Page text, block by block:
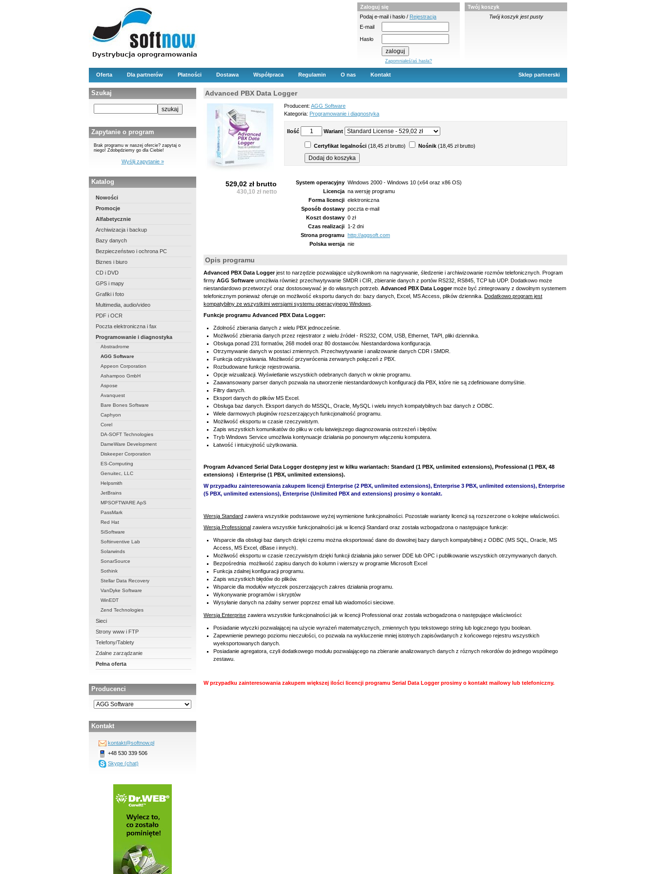
Zaloguj się
Podaj e-mail i hasło / Rejestracja
E-mail
Hasło
Zapomniałeś/aś hasła?
Twój koszyk
Twój koszyk jest pusty
Oferta Dla partnerów Płatności Dostawa Współpraca Regulamin O nas Kontakt Sklep partnerski
Szukaj
Zapytanie o program
Brak programu w naszej ofercie? zapytaj o
niego! Zdobędziemy go dla Ciebie!
Wyślij zapytanie »
Katalog
Nowości
Promocje
Alfabetycznie
Archiwizacja i backup
Bazy danych
Bezpieczeństwo i ochrona PC
Biznes i biuro
CD i DVD
GPS i mapy
Grafiki i foto
Multimedia, audio/video
PDF i OCR
Poczta elektroniczna i fax
Programowanie i diagnostyka
Abstradrome
AGG Software
Appeon Corporation
Ashampoo GmbH
Aspose
Avanquest
Bare Bones Software
Caphyon
Corel
DA-SOFT Technologies
DameWare Development
Diskeeper Corporation
ES-Computing
Genuitec, LLC
Helpsmith
JetBrains
MPSOFTWARE ApS
PassMark
Red Hat
SiSoftware
Softinventive Lab
Solarwinds
SonarSource
Sothink
Stellar Data Recovery
VanDyke Software
WinEDT
Zend Technologies
Sieci
Strony www i FTP
Telefony/Tablety
Zdalne zarządzanie
Pełna oferta
Producenci
Kontakt
kontakt@softnow.pl
+48 530 339 506
Skype (chat)
Advanced PBX Data Logger
Producent: AGG Software
Kategoria: Programowanie i diagnostyka
Ilość Wariant
Certyfikat legalności (18,45 zł brutto) Nośnik (18,45 zł brutto)
529,02 zł brutto
430,10 zł netto
System operacyjny Windows 2000 - Windows 10 (x64 oraz x86 OS)
Licencja na wersję programu
Forma licencji elektroniczna
Sposób dostawy poczta e-mail
Koszt dostawy 0 zł
Czas realizacji 1-2 dni
Strona programu http://aggsoft.com
Polska wersja nie
Opis programu
Advanced PBX Data Loggerjest to narzędzie pozwalające użytkownikom na nagrywanie, śledzenie i archiwizowanie rozmów telefonicznych. Program
firmy AGG Software umożliwia również przechwytywanie SMDR i CIR, zbieranie danych z portów RS232, RS845, TCP lub UDP. Dodatkowo może
niestandardowo przetworzyć oraz dostosowywać je do własnych potrzeb. Advanced PBX Data Loggermoże być zintegrowany z dowolnym systemem
telefonicznym ponieważ oferuje on możliwość eksportu danych do: bazy danych, Excel, MS Access, plików dziennika. Dodatkowo program jest
kompatybilny ze wszystkimi wersjami systemu operacyjnego Windows
Funkcje programu Advanced PBX Data Logger:
Zdolność zbierania danych z wielu PBX jednocześnie.
Możliwość zbierania danych przez rejestrator z wielu źródeł - RS232, COM, USB, Ethernet, TAPI, pliki dziennika.
Obsługa ponad 231 formatów, 268 modeli oraz 80 dostawców. Niestandardowa konfiguracja.
Otrzymywanie danych w postaci zmiennych. Przechwytywanie i analizowanie danych CDR i SMDR.
Funkcja odzyskiwania. Możliwość przywrócenia zerwanych połączeń z PBX.
Rozbudowane funkcje rejestrowania.
Opcje wizualizacji. Wyświetlanie wszystkich odebranych danych w oknie programu.
Zaawansowany parser danych pozwala na utworzenie niestandardowych konfiguracji dla PBX, które nie są zdefiniowane domyślnie.
Filtry danych.
Eksport danych do plików MS Excel.
Obsługa baz danych. Eksport danych do MSSQL, Oracle, MySQL i wielu innych kompatybilnych baz danych z ODBC.
Wiele darmowych pluginów rozszerzających funkcjonalność programu.
Możliwość eksportu w czasie rzeczywistym.
Zapis wszystkich komunikatów do pliku w celu łatwiejszego diagnozowania ostrzeżeń i błędów.
Tryb Windows Service umożliwia kontynuacje działania po ponownym włączeniu komputera.
Łatwość i intuicyjność użytkowania.
Program Advanced Serial Data Logger dostępny jest w kilku wariantach: Standard (1 PBX, unlimited extensions), Professional (1 PBX, 48
extensions) i Enterprise (1 PBX, unlimited extensions).
W przypadku zainteresowania zakupem licencji Enterprise (2 PBX, unlimited extensions), Enterprise 3 PBX, unlimited extensions), Enterprise
(5 PBX, unlimited extensions), Enterprise (Unlimited PBX and extensions) prosimy o kontakt.
Wersja Standard zawiera wszystkie podstawowe wyżej wymienione funkcjonalności. Pozostałe warianty licencji są rozszerzone o kolejne właściwości.
Wersja Professional zawiera wszystkie funkcjonalności jak w licencji Standard oraz została wzbogadzona o następujące funkcje:
Wsparcie dla obsługi baz danych dzięki czemu można eksportować dane do dowolnej bazy danych kompatybilnej z ODBC (MS SQL, Oracle, MS
Access, MS Excel, dBase i innych).
Możliwość eksportu w czasie rzeczywistym dzięki funkcji działania jako serwer DDE lub OPC i publikowanie wszystkich otrzymywanych danych.
Bezpośrednia możliwość zapisu danych do kolumn i wierszy w programie Microsoft Excel
Funkcja zdalnej konfiguracji programu.
Zapis wszystkich błędów do plików.
Wsparcie dla modułów wtyczek poszerzających zakres działania programu.
Wykonywanie programów i skryptów
Wysyłanie danych na zdalny serwer poprzez email lub wiadomości sieciowe.
Wersja Enterprise zawiera wszystkie funkcjonalności jak w licencji Professional oraz została wzbogadzona o następujące właściwości:
Posiadanie wtyczki pozwalającej na użycie wyrażeń matematycznych, zmiennych typu tekstowego string lub logicznego typu boolean.
Zapewnienie pewnego poziomu nieczułości, co pozwala na wykluczenie mniej istotnych zapisówdanych z końcowego rejestru wszystkich
wyeksportowanych danych.
Posiadanie agregatora, czyli dodatkowego modułu pozwalającego na zbieranie analizowanych danych z róznych rekordów do jednego wspólnego
zestawu.
W przypadku zainteresowania zakupem większej ilości licencji programu Serial Data Logger prosimy o kontakt mailowy lub telefoniczny.